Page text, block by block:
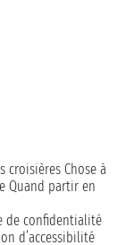
croisières Chose à
Quand partir en
de confidentialité
d’accessibilité